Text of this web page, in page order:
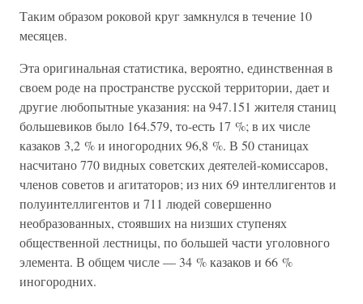
Таким образом роковой круг замкнулся в течение 10
месяцев.
Эта оригинальная статистика, вероятно, единственная в
своем роде на пространстве русской территории, дает и
другие любопытные указания: на 947.151 жителя станиц
большевиков было 164.579, то-есть 17 %; в их числе
казаков 3,2 % и иногородних 96,8 %. В 50 станицах
насчитано 770 видных советских деятелей-комиссаров,
членов советов и агитаторов; из них 69 интеллигентов и
полуинтеллигентов и 711 людей совершенно
необразованных, стоявших на низших ступенях
общественной лестницы, по большей части уголовного
элемента. В общем числе — 34 % казаков и 66 %
иногородних.